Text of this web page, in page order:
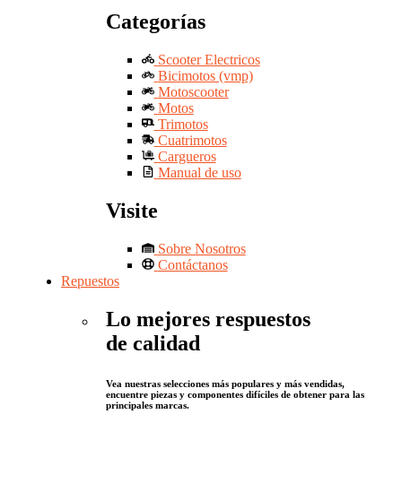
Categorías
Scooter Electricos
Bicimotos (vmp)
Motoscooter
Motos
Trimotos
Cuatrimotos
Cargueros
Manual de uso
Visite
Sobre Nosotros
Contáctanos
Repuestos
Lo mejores respuestos
de calidad
Vea nuestras selecciones más populares y más vendidas,
encuentre piezas y componentes difíciles de obtener para las
principales marcas.